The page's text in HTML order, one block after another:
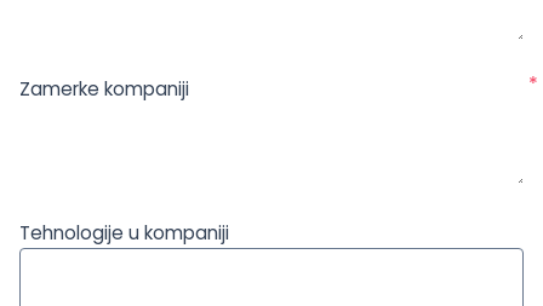
Zamerke kompaniji *
Tehnologije u kompaniji